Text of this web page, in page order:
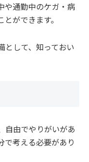
や通勤中のケガ・病
ができます。
として、知っておい
自由でやりがいがあ
で考える必要があり